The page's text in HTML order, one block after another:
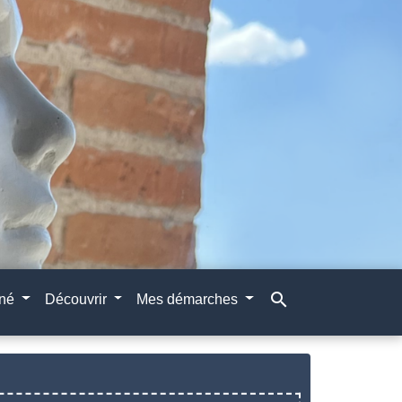
Découvrir Mes démarches search